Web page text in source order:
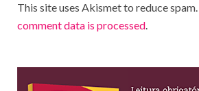
This site uses Akismet to reduce spam.
comment data is processed.